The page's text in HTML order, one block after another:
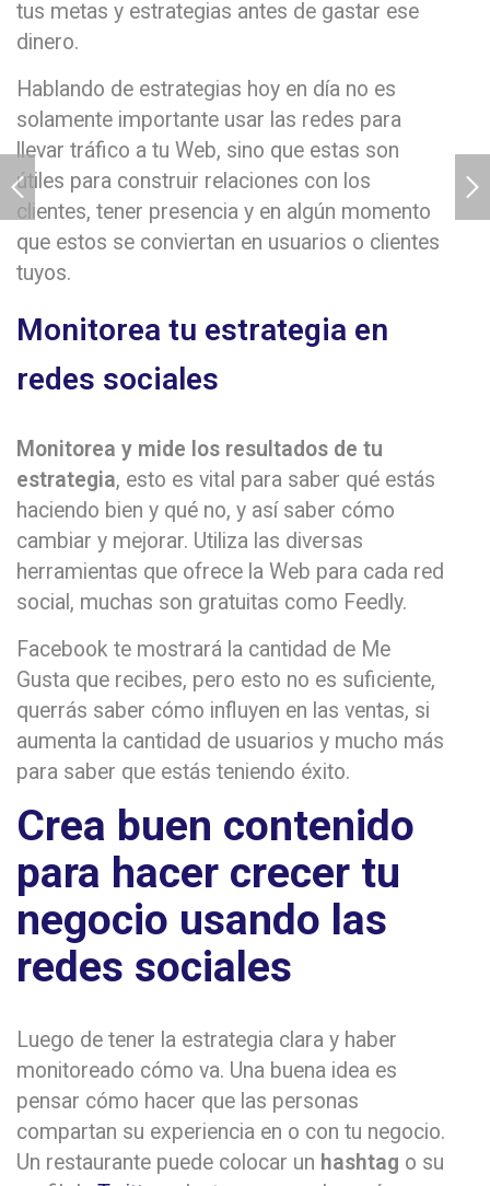
tus metas y estrategias antes de gastar ese
dinero.
Hablando de estrategias hoy en día no es
solamente importante usar las redes para
llevar tráfico a tu Web, sino que estas son
útiles para construir relaciones con los
clientes, tener presencia y en algún momento
que estos se conviertan en usuarios o clientes
tuyos.
Monitorea tu estrategia en
redes sociales
Monitorea y mide los resultados de tu
estrategia, esto es vital para saber qué estás
haciendo bien y qué no, y así saber cómo
cambiar y mejorar. Utiliza las diversas
herramientas que ofrece la Web para cada red
social, muchas son gratuitas como Feedly.
Facebook te mostrará la cantidad de Me
Gusta que recibes, pero esto no es suficiente,
querrás saber cómo influyen en las ventas, si
aumenta la cantidad de usuarios y mucho más
para saber que estás teniendo éxito.
Crea buen contenido
para hacer crecer tu
negocio usando las
redes sociales
Luego de tener la estrategia clara y haber
monitoreado cómo va. Una buena idea es
pensar cómo hacer que las personas
compartan su experiencia en o con tu negocio.
Un restaurante puede colocar un hashtag o su